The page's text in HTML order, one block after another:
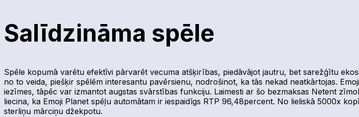
Salīdzināma spēle
Spēle kopumā varētu efektīvi pārvarēt vecuma atšķirības, piedāvājot jautru, bet sarežģītu
no to veida, piešķir spēlēm interesantu pavērsienu, nodrošinot, ka tās nekad neatkārtojas.
iezīmes, tāpēc var izmantot augstas svārstības funkciju. Laimesti ar šo bezmaksas Netent
liecina, ka Emoji Planet spēļu automātam ir iespaidīgs RTP 96,48percent. No lieliskā 5000x
sterliņu mārciņu džekpotu.